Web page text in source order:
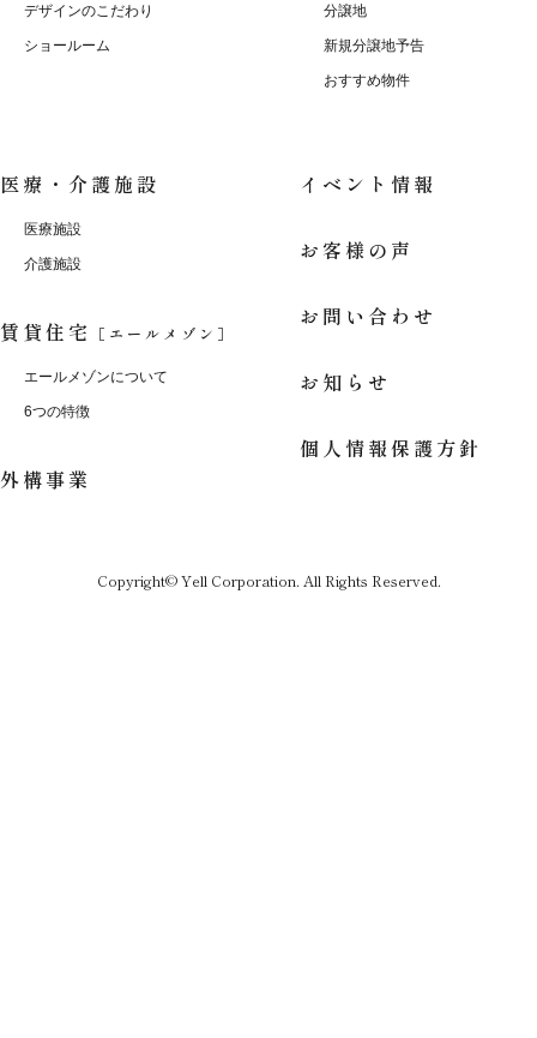
デザインのこだわり
ショールーム
分譲地
新規分譲地予告
おすすめ物件
医療・介護施設
医療施設
介護施設
賃貸住宅 ［エールメゾン］
エールメゾンについて
6つの特徴
外構事業
イベント情報
お客様の声
お問い合わせ
お知らせ
個人情報保護方針
Copyright© Yell Corporation. All Rights Reserved.